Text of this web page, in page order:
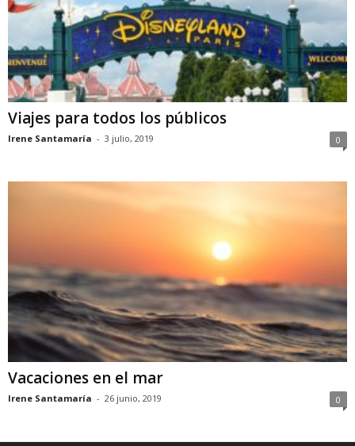
Viajes para todos los públicos
Irene Santamaría - 3 julio, 2019 0
Vacaciones en el mar
Irene Santamaría - 26 junio, 2019 0